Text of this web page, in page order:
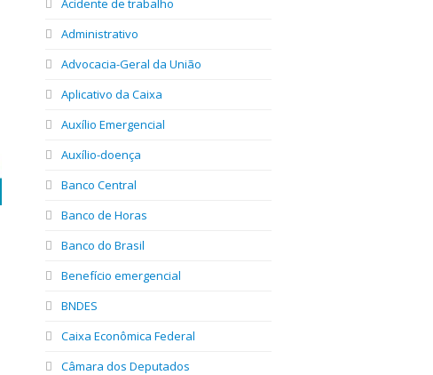
Acidente de trabalho
Administrativo
Advocacia-Geral da União
Aplicativo da Caixa
Auxílio Emergencial
Auxílio-doença
Banco Central
Banco de Horas
Banco do Brasil
Benefício emergencial
BNDES
Caixa Econômica Federal
Câmara dos Deputados